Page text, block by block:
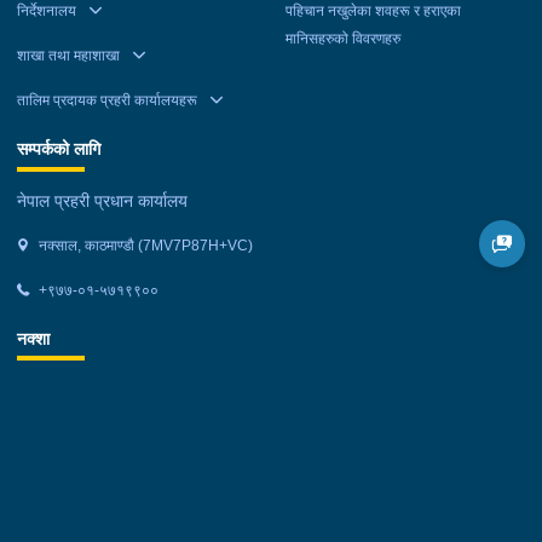
निर्देशनालय
शाखा तथा महाशाखा
तालिम प्रदायक प्रहरी कार्यालयहरू
पहिचान नखुलेका शवहरू र हराएका
मानिसहरुको विवरणहरु
सम्पर्कको लागि
नेपाल प्रहरी प्रधान कार्यालय
नक्साल, काठमाण्डौ (7MV7P87H+VC)
+९७७-०१-५७१९९००
नक्शा